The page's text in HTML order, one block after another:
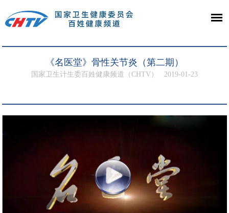
《名医堂》骨性关节炎（第二期）
国家卫生计生委百姓健康频道（CHTV） 2019-01-23